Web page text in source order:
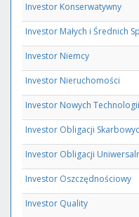
Investor Konserwatywny
Investor Małych i Średnich
Investor Niemcy
Investor Nieruchomości
Investor Nowych Technologii
Investor Obligacji
Investor Obligacji
Investor Oszczędnościowy
Investor Quality